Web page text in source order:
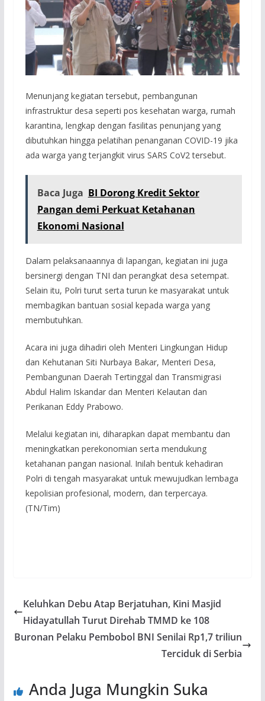
Menunjang kegiatan tersebut, pembangunan
infrastruktur desa seperti pos kesehatan warga, rumah
karantina, lengkap dengan fasilitas penunjang yang
dibutuhkan hingga pelatihan penanganan COVID-19 jika
ada warga yang terjangkit virus SARS CoV2 tersebut.
Baca Juga BI Dorong Kredit Sektor
Pangan demi Perkuat Ketahanan
Ekonomi Nasional
Dalam pelaksanaannya di lapangan, kegiatan ini juga
bersinergi dengan TNI dan perangkat desa setempat.
Selain itu, Polri turut serta turun ke masyarakat untuk
membagikan bantuan sosial kepada warga yang
membutuhkan.
Acara ini juga dihadiri oleh Menteri Lingkungan Hidup
dan Kehutanan Siti Nurbaya Bakar, Menteri Desa,
Pembangunan Daerah Tertinggal dan Transmigrasi
Abdul Halim Iskandar dan Menteri Kelautan dan
Perikanan Eddy Prabowo.
Melalui kegiatan ini, diharapkan dapat membantu dan
meningkatkan perekonomian serta mendukung
ketahanan pangan nasional. Inilah bentuk kehadiran
Polri di tengah masyarakat untuk mewujudkan lembaga
kepolisian profesional, modern, dan terpercaya.
(TN/Tim)
Keluhkan Debu Atap Berjatuhan, Kini Masjid
Hidayatullah Turut Direhab TMMD ke 108
Buronan Pelaku Pembobol BNI Senilai Rp1,7 triliun
Terciduk di Serbia
Anda Juga Mungkin Suka